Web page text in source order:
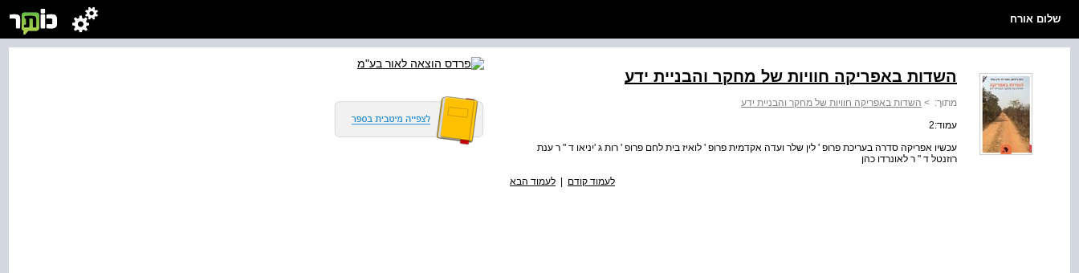
שלום אורח
השדות באפריקה חוויות של מחקר והבניית ידע
מתוך: > השדות באפריקה חוויות של מחקר והבניית ידע
עמוד:2
עכשיו אפריקה סדרה בעריכת פרופ ' לין שלר ועדה אקדמית פרופ ' לואיז בית לחם פרופ ' רות ג 'יניאו ד " ר ענת
רוזנטל ד " ר לאונרדו כהן
לעמוד קודם | לעמוד הבא